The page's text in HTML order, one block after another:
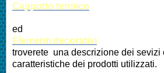
Cappotto termico
ed
Elementi decorativi
troverete una descrizione dei sevizi
caratteristiche dei prodotti utilizzati.